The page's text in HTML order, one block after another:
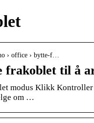
› office › bytte-f…
frakoblet til å
modus Klikk
om …